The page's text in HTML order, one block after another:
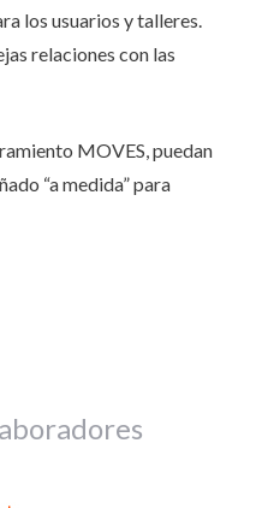
los usuarios y talleres.
relaciones con las
MOVES, puedan
“a medida” para